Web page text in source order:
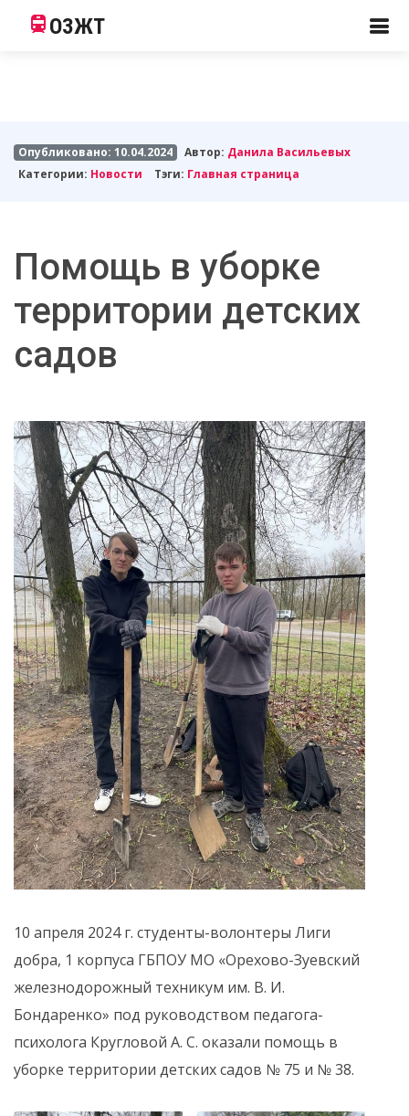
ОЗЖТ
Опубликовано: 10.04.2024 Автор: Данила Васильевых
Категории: Новости Тэги: Главная страница
Помощь в уборке
территории детских
садов
10 апреля 2024 г. студенты-волонтеры Лиги
добра, 1 корпуса ГБПОУ МО «Орехово-Зуевский
железнодорожный техникум им. В. И.
Бондаренко» под руководством педагога-
психолога Кругловой А. С. оказали помощь в
уборке территории детских садов № 75 и № 38.